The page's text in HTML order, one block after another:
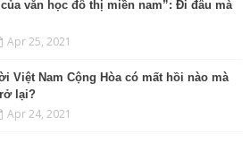
văn học đô thị miền nam”: Đi đâu mà
Apr 25, 2021
Việt Nam Cộng Hòa có mất hồi nào mà
lại?
Apr 24, 2021